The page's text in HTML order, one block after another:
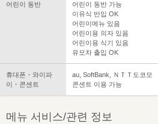
어린이 동반
어린이 동반 가능
이유식 반입 OK
어린이메뉴 있음
어린이용 의자 있음
어린이용 식기 있음
유모차 출입 OK
휴대폰・와이파
이・콘센트
au, SoftBank, ＮＴＴ도코모
콘센트 이용 가능
메뉴 서비스/관련 정보